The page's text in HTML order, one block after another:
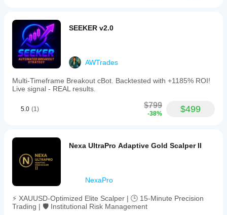
SEEKER v2.0
AWTrades
Multi‑Timeframe Breakout cBot. Backtested with +1185% ROI!
Live signal - REAL results.
5.0 (1) $799
-38% $499
Nexa UltraPro Adaptive Gold Scalper II
NexaPro
⚡ XAUUSD-Optimized Elite Scalper | 🕒 15-Minute Precision
Trading | 🛡️ Institutional Risk Management